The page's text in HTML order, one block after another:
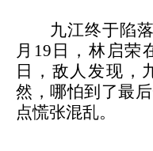
九江终于陷
月19日，林启荣
日，敌人发现，
然，哪怕到了最
点慌张混乱。